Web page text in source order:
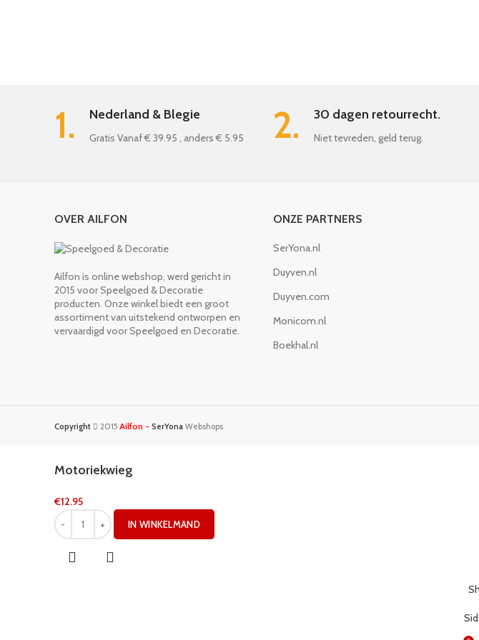
1. Nederland & Blegie
Gratis Vanaf € 39.95 , anders € 5.95 2. 30 dagen retourrecht.
Niet tevreden, geld terug.
OVER AILFON
Ailfon is online webshop, werd gericht in
2015 voor Speelgoed & Decoratie
producten. Onze winkel biedt een groot
assortiment van uitstekend ontworpen en
vervaardigd voor Speelgoed en Decoratie.
ONZE PARTNERS
SerYona.nl
Duyven.nl
Duyven.com
Monicom.nl
Boekhal.nl
Copyright 2015 Ailfon - SerYona Webshops
Motoriekwieg
€12.95
IN WINKELMAND